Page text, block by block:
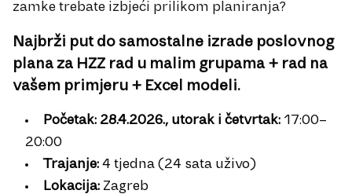
zamke trebate izbjeći prilikom planiranja?
Najbrži put do samostalne izrade poslovnog
plana za HZZ rad u malim grupama + rad na
vašem primjeru + Excel modeli.
Početak: 28.4.2026., utorak i četvrtak: 17:00–
20:00
Trajanje: 4 tjedna (24 sata uživo)
Lokacija: Zagreb